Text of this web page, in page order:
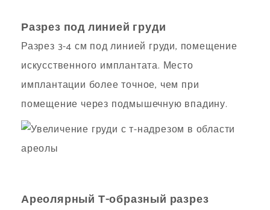
Разрез под линией груди
Разрез 3-4 см под линией груди, помещение
искусственного имплантата. Место
имплантации более точное, чем при
помещение через подмышечную впадину.
Ареолярный Т-образный разрез